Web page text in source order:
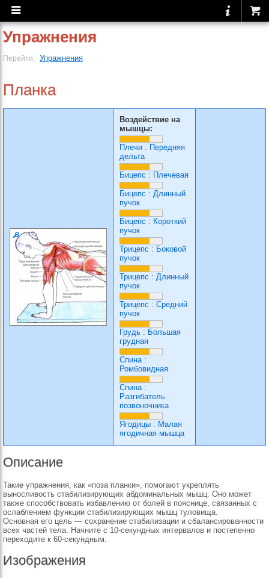
Упражнения
Перейти: Упражнения
Планка
Воздействие на
мышцы:
Плечи : Передняя
дельта
Бицепс : Плечевая
Бицепс : Длинный
пучок
Бицепс : Короткий
пучок
Трицепс : Боковой
пучок
Трицепс : Длинный
пучок
Трицепс : Средний
пучок
Грудь : Большая
грудная
Спина:
Ромбовидная
Спина:
Разгибатель
позвоночника
Ягодицы : Малая
ягодичная мышца
Описание
Такие упражнения, как «поза планки», помогают укреплять
выносливость стабилизирующих абдоминальных мышц. Оно может
также способствовать избавлению от болей в пояснице, связанных с
ослаблением функции стабилизирующих мышц туловища.
Основная его цель — сохранение стабилизации и сбалансированности
всех частей тела. Начните с 10-секундных интервалов и постепенно
переходите к 60-секундным.
Изображения